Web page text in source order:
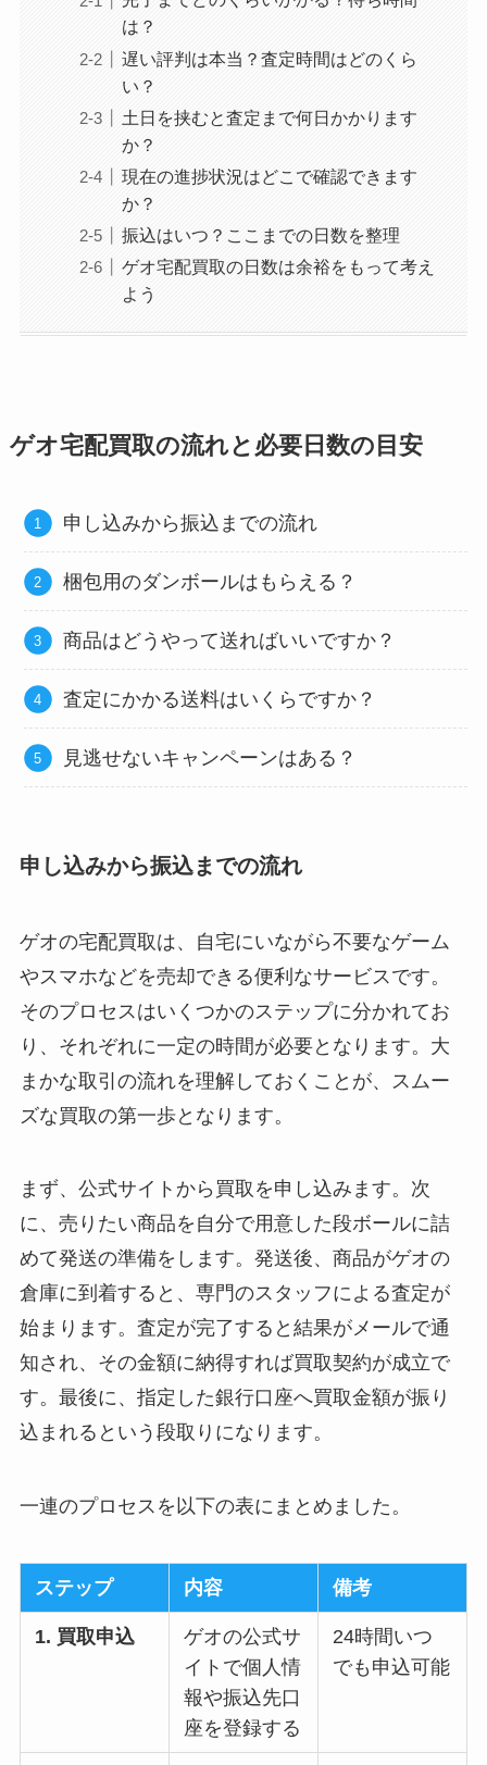
は？
遅い評判は本当？査定時間はどのくら
い？
土日を挟むと査定まで何日かかります
か？
現在の進捗状況はどこで確認できます
か？
振込はいつ？ここまでの日数を整理
ゲオ宅配買取の日数は余裕をもって考え
よう
ゲオ宅配買取の流れと必要日数の目安
申し込みから振込までの流れ
梱包用のダンボールはもらえる？
商品はどうやって送ればいいですか？
査定にかかる送料はいくらですか？
見逃せないキャンペーンはある？
申し込みから振込までの流れ
ゲオの宅配買取は、自宅にいながら不要なゲーム
やスマホなどを売却できる便利なサービスです。
そのプロセスはいくつかのステップに分かれてお
り、それぞれに一定の時間が必要となります。大
まかな取引の流れを理解しておくことが、スムー
ズな買取の第一歩となります。
まず、公式サイトから買取を申し込みます。次
に、売りたい商品を自分で用意した段ボールに詰
めて発送の準備をします。発送後、商品がゲオの
倉庫に到着すると、専門のスタッフによる査定が
始まります。査定が完了すると結果がメールで通
知され、その金額に納得すれば買取契約が成立で
す。最後に、指定した銀行口座へ買取金額が振り
込まれるという段取りになります。
一連のプロセスを以下の表にまとめました。
ステップ 内容 備考
1. 買取申込
ゲオの公式サ
イトで個人情
報や振込先口
座を登録する
24時間いつ
でも申込可能